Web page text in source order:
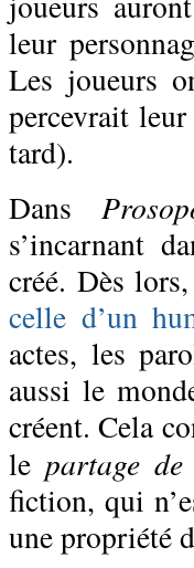
leur
Les joueurs
percevrait
tard).
Dans
s’incarnant
créé. Dès
celle d’un
actes, les
aussi le
créent. Cela
le partage
fiction, qui
une propriété